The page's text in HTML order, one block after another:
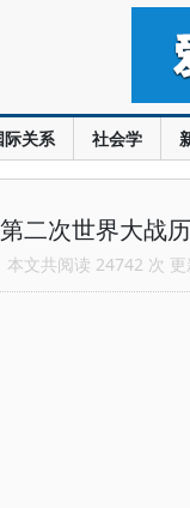
际关系 社会学
二次世界大战
本文共阅读 24742 次